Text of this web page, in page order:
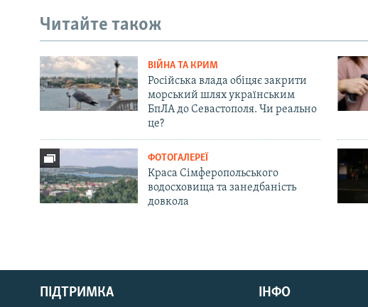
Русский
Qırımtatar
Читайте також
ВІЙНА ТА КРИМ
Російська влада обіцяє закрити
морський шлях українським
БпЛА до Севастополя. Чи реально
це?
ФОТОГАЛЕРЕЇ
Краса Сімферопольського
водосховища та занедбаність
довкола
ПІДТРИМКА ІНФО